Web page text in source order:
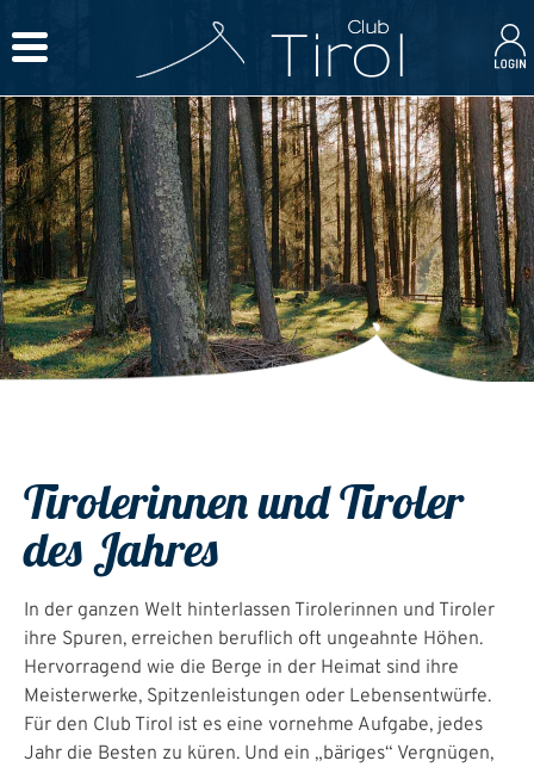
Tirolerinnen und Tiroler
des Jahres
In der ganzen Welt hinterlassen Tirolerinnen und Tiroler
ihre Spuren, erreichen beruflich oft ungeahnte Höhen.
Hervorragend wie die Berge in der Heimat sind ihre
Meisterwerke, Spitzenleistungen oder Lebensentwürfe.
Für den Club Tirol ist es eine vornehme Aufgabe, jedes
Jahr die Besten zu küren. Und ein „bäriges“ Vergnügen,